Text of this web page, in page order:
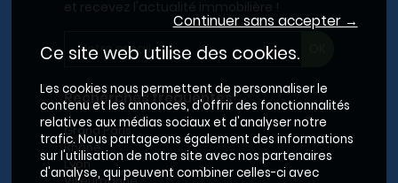
Recherches fréquentes
Grand Paris
Rhône
Lyon
Continuer sans accepter →
Ce site web utilise des cookies.
Les cookies nous permettent de personnaliser le
contenu et les annonces, d'offrir des fonctionnalités
relatives aux médias sociaux et d'analyser notre
trafic. Nous partageons également des informations
sur l'utilisation de notre site avec nos partenaires
d'analyse, qui peuvent combiner celles-ci avec